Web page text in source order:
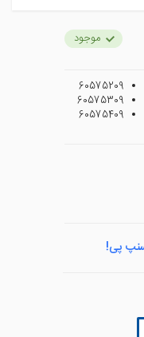
موجود
60575209
60575309
60575409